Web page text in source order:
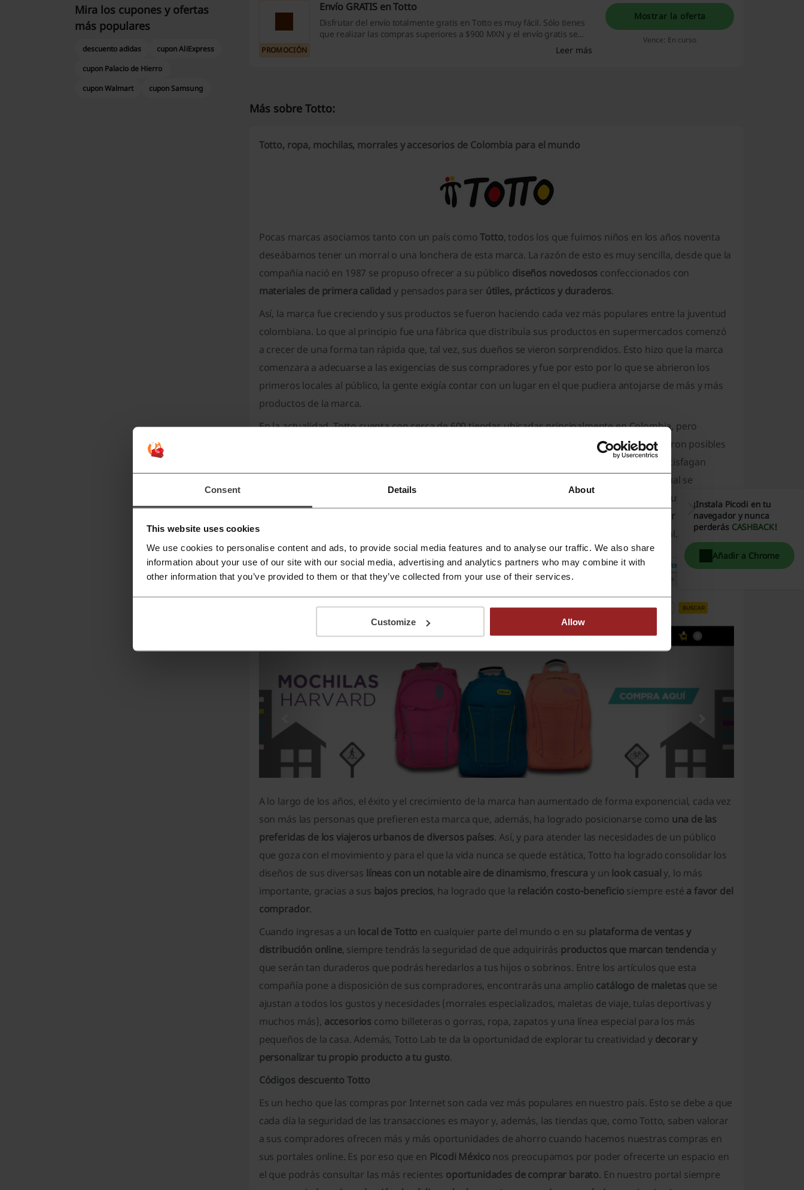
Consent Details About
This website uses cookies
We use cookies to personalise content and ads, to provide social media features and to analyse our traffic. We also share
information about your use of our site with our social media, advertising and analytics partners who may combine it with
other information that you’ve provided to them or that they’ve collected from your use of their services.
Customize Allow
PROMOCIÓN
Envío GRATIS en Totto
Disfrutar del envío totalmente gratis en Totto es muy fácil. Sólo tienes
que realizar las compras superiores a $900 MXN y el envío gratis se
Leer más
Mostrar la oferta
Vence: En curso
Mira los cupones y ofertas
más populares
descuento adidas
cupon AliExpress
cupon Palacio de Hierro
cupon Walmart
cupon Samsung
Más sobre Totto:
Totto, ropa, mochilas, morrales y accesorios de Colombia para el mundo
Pocas marcas asociamos tanto con un país comoTotto, todos los que fuimos niños en los años noventa
deseábamos tener un morral o una lonchera de esta marca. La razón de esto es muy sencilla, desde que la
compañía nació en 1987 se propuso ofrecer a su público diseños novedosos confeccionados con
materiales de primera calidad y pensados para ser útiles, prácticos y duraderos.
Así, la marca fue creciendo y sus productos se fueron haciendo cada vez más populares entre la juventud
colombiana. Lo que al principio fue una fábrica que distribuía sus productos en supermercados comenzó
a crecer de una forma tan rápida que, tal vez, sus dueños se vieron sorprendidos. Esto hizo que la marca
comenzara a adecuarse a las exigencias de sus compradores y fue por esto por lo que se abrieron los
primeros locales al público, la gente exigía contar con un lugar en el que pudiera antojarse de más y más
productos de la marca.
En la actualidad, Totto cuenta con cerca de 600 tiendas ubicadas principalmente en Colombia, pero
también en otros 45 países y cuenta con distribuidores en los 5 continentes. Estos logros fueron posibles
gracias a que Totto siempre se ha preocupado por ofrecerle a su público artículos que los satisfagan
, lo cual se
convierte en un combo ganador a la hora de hacer negocios. Tal vez recuerdes el comercial cuyo eslogan
confeccionador de primer
nivel
y cuyos productos estaban listos para salir a competir con cualquier marca internacional.
A lo largo de los años, el éxito y el crecimiento de la marca han aumentado de forma exponencial, cada vez
son más las personas que prefieren esta marca que, además, ha logrado posicionarse como una de las
preferidas de los viajeros urbanos de diversos países. Así, y para atender las necesidades de un público
que goza con el movimiento y para el que la vida nunca se quede estática, Totto ha logrado consolidar los
diseños de sus diversas líneas con un notable aire de dinamismo,frescura y un look casual y, lo más
importante, gracias a sus bajos precios, ha logrado que la relación costo-beneficio siempre esté a favor del
comprador.
Cuando ingresas a un local de Totto en cualquier parte del mundo o en su plataforma de ventas y
distribución online, siempre tendrás la seguridad de que adquirirás productos que marcan tendencia y
que serán tan duraderos que podrás heredarlos a tus hijos o sobrinos. Entre los artículos que esta
compañía pone a disposición de sus compradores, encontrarás una amplio catálogo de maletas que se
ajustan a todos los gustos y necesidades (morrales especializados, maletas de viaje, tulas deportivas y
muchos más), accesorios como billeteras o gorras, ropa, zapatos y una línea especial para los más
pequeños de la casa. Además, Totto Lab te da la oportunidad de explorar tu creatividad y decorar y
personalizar tu propio producto a tu gusto.
Códigos descuento Totto
Es un hecho que las compras por Internet son cada vez más populares en nuestro país. Esto se debe a que
cada día la seguridad de las transacciones es mayor y, además, las tiendas que, como Totto, saben valorar
a sus compradores ofrecen más y más oportunidades de ahorro cuando hacemos nuestras compras en
sus portales online. Es por eso que en Picodi México nos preocupamos por poder ofrecerte un espacio en
el que podrás consultar las más recientes oportunidades de comprar barato. En nuestro portal siempre
¡Instala Picodi en tu
navegador y nunca
perderás CASHBACK!
Añadir a Chrome